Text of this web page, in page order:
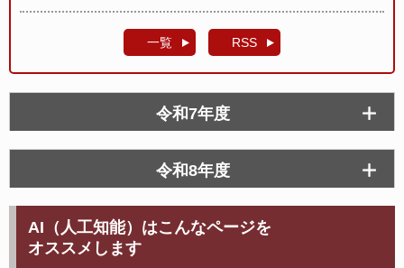
一覧 RSS
令和7年度
令和8年度
AI（人工知能）はこんなページを
オススメします